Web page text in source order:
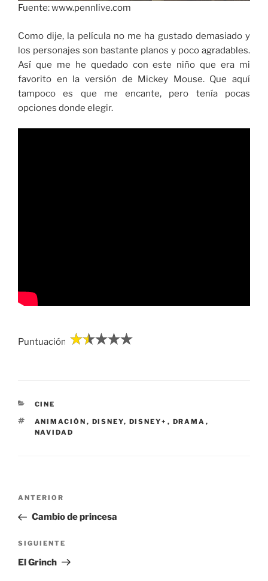
Fuente: www.pennlive.com
Como dije, la película no me ha gustado demasiado y
los personajes son bastante planos y poco agradables.
Así que me he quedado con este niño que era mi
favorito en la versión de Mickey Mouse. Que aquí
tampoco es que me encante, pero tenía pocas
opciones donde elegir.
Puntuación:
CATEGORÍAS
CINE
ETIQUETAS
ANIMACIÓN , DISNEY, DISNEY+ , DRAMA ,
NAVIDAD
Navegación
entradas
Entrada
anterior:
ANTERIOR
Cambio de princesa
Siguiente
entrada
SIGUIENTE
El Grinch